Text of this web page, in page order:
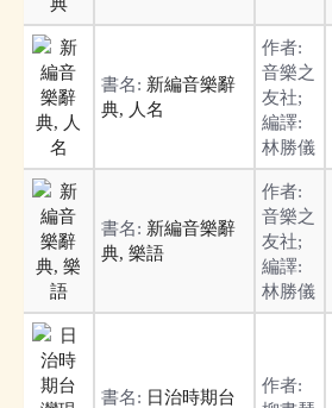
書名: 新編音樂辭
典, 人名
作者:
音樂之
友社;
編譯:
林勝儀
書名: 新編音樂辭
典, 樂語
作者:
音樂之
友社;
編譯:
林勝儀
書名: 日治時期台
作者: